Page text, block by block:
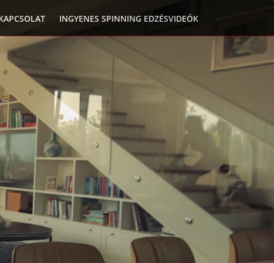
INGYENES SPINNING EDZÉSVIDEÓK